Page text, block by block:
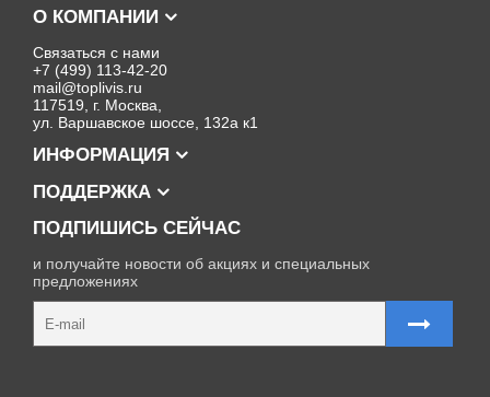
О КОМПАНИИ
Связаться с нами
+7 (499) 113-42-20
mail@toplivis.ru
117519, г. Москва,
ул. Варшавское шоссе, 132а к1
ИНФОРМАЦИЯ
ПОДДЕРЖКА
ПОДПИШИСЬ СЕЙЧАС
и получайте новости об акциях и специальных
предложениях